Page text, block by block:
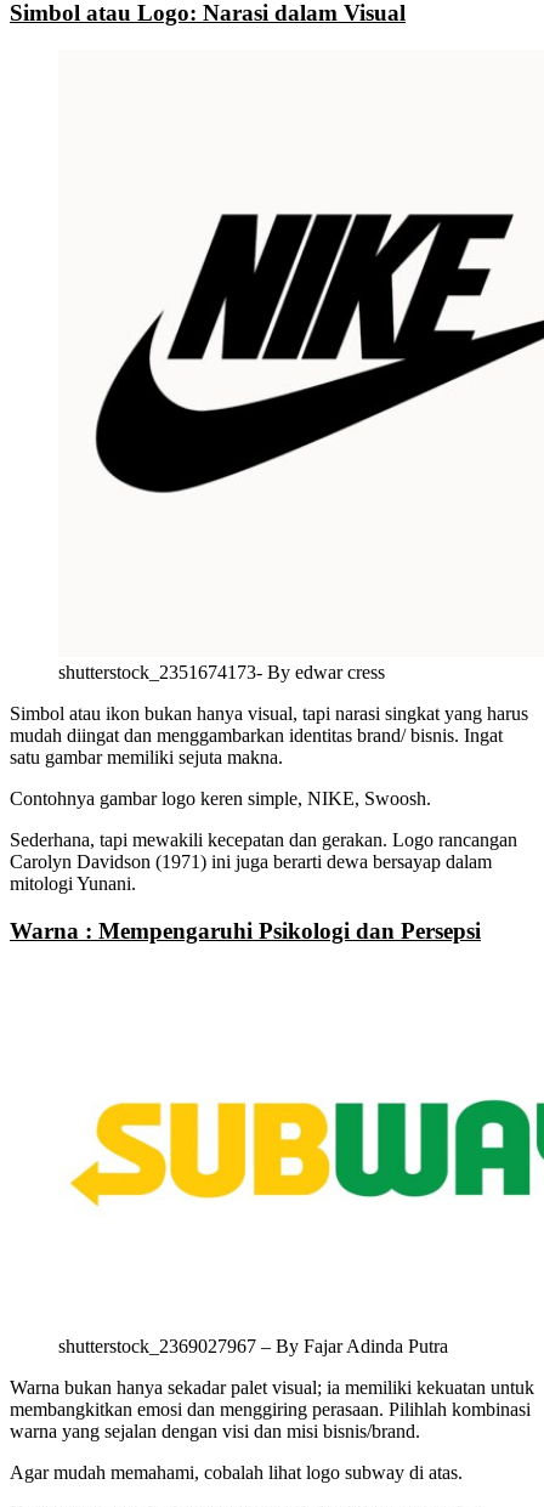
Simbol atau Logo: Narasi dalam Visual
shutterstock_2351674173- By edwar cress
Simbol atau ikon bukan hanya visual, tapi narasi singkat yang harus
mudah diingat dan menggambarkan identitas brand/ bisnis. Ingat
satu gambar memiliki sejuta makna.
Contohnya gambar logo keren simple, NIKE, Swoosh.
Sederhana, tapi mewakili kecepatan dan gerakan. Logo rancangan
Carolyn Davidson (1971) ini juga berarti dewa bersayap dalam
mitologi Yunani.
Warna : Mempengaruhi Psikologi dan Persepsi
shutterstock_2369027967 – By Fajar Adinda Putra
Warna bukan hanya sekadar palet visual; ia memiliki kekuatan untuk
membangkitkan emosi dan menggiring perasaan. Pilihlah kombinasi
warna yang sejalan dengan visi dan misi bisnis/brand.
Agar mudah memahami, cobalah lihat logo subway di atas.